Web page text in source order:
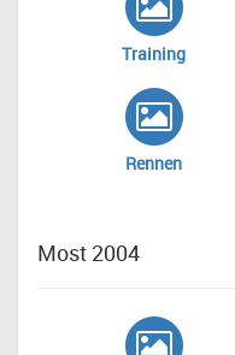
Training
Rennen
Most 2004